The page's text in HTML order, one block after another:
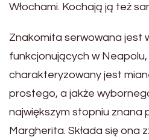
Włochami. Kochają ją też
Znakomita serwowana jest
funkcjonujących w
charakteryzowany jest
prostego, a jakże
największym stopniu znana
Margherita. Składa się ona z: